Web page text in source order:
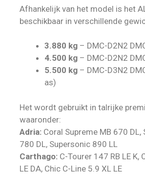
Afhankelijk van het model is het
beschikbaar in verschillende
3.880 kg – DMC-D2N2
4.500 kg – DMC-D2N2
5.500 kg – DMC-D3N2
as)
Het wordt gebruikt in talrijke
waaronder:
Adria: Coral Supreme MB 670 DL,
780 DL, Supersonic 890 LL
Carthago: C-Tourer 147 RB LE K,
LE DA, Chic C-Line 5.9 XL LE